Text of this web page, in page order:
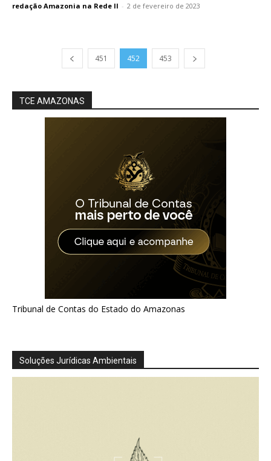
redação Amazonia na Rede II - 2 de fevereiro de 2023
451 452 453
TCE AMAZONAS
Tribunal de Contas do Estado do Amazonas
Soluções Jurídicas Ambientais